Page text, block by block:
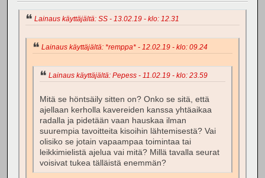
Lainaus käyttäjältä: SS - 13.02.19 - klo: 12.31
Lainaus käyttäjältä: *remppa* - 12.02.19 - klo: 09.24
Lainaus käyttäjältä: Pepess - 11.02.19 - klo: 23.59
Mitä se höntsäily sitten on? Onko se sitä, että
ajellaan kerholla kavereiden kanssa yhtäaikaa
radalla ja pidetään vaan hauskaa ilman
suurempia tavoitteita kisoihin lähtemisestä? Vai
olisiko se jotain vapaampaa toimintaa tai
leikkimielistä ajelua vai mitä? Millä tavalla seurat
voisivat tukea tälläistä enemmän?